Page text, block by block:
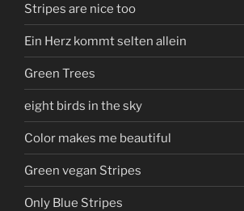
Stripes are nice too
Ein Herz kommt selten allein
Green Trees
eight birds in the sky
Color makes me beautiful
Green vegan Stripes
Only Blue Stripes